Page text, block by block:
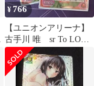
¥766
【ユニオンアリーナ】
古手川 唯 sr To LOVE
る-とらぶる-